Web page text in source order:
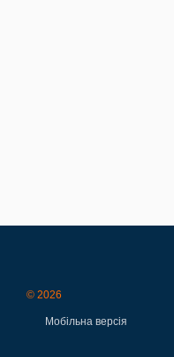
© 2026
Мобільна версія